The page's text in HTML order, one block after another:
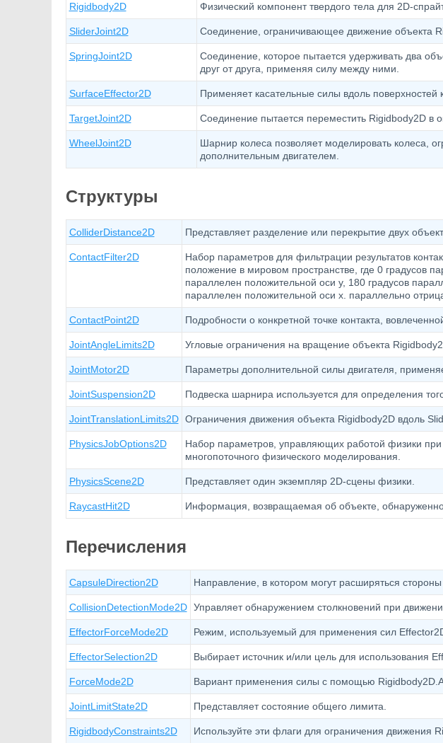
Rigidbody2D Физический компонент твердого тела для 2D-
SliderJoint2D Соединение, ограничивающее движение объекта
SpringJoint2D
Соединение, которое пытается удерживать два
друг от друга, применяя силу между ними.
SurfaceEffector2D Применяет касательные силы вдоль поверхностей
TargetJoint2D Соединение пытается переместить Rigidbody2D в
WheelJoint2D
Шарнир колеса позволяет моделировать колеса,
дополнительным двигателем.
Структуры
ColliderDistance2D Представляет разделение или перекрытие двух
ContactFilter2D
Набор параметров для фильтрации результатов
положение в мировом пространстве, где 0 градусов
параллелен положительной оси y, 180 градусов
параллелен положительной оси x. параллельно
ContactPoint2D Подробности о конкретной точке контакта,
JointAngleLimits2D Угловые ограничения на вращение объекта
JointMotor2D Параметры дополнительной силы двигателя,
JointSuspension2D Подвеска шарнира используется для определения
JointTranslationLimits2D Ограничения движения объекта Rigidbody2D вдоль
PhysicsJobOptions2D
Набор параметров, управляющих работой физики
многопоточного физического моделирования.
PhysicsScene2D Представляет один экземпляр 2D-сцены физики.
RaycastHit2D Информация, возвращаемая об объекте,
Перечисления
CapsuleDirection2D Направление, в котором могут расширяться стороны
CollisionDetectionMode2D Управляет обнаружением столкновений при
EffectorForceMode2D Режим, используемый для применения сил
EffectorSelection2D Выбирает источник и/или цель для использования
ForceMode2D Вариант применения силы с помощью
JointLimitState2D Представляет состояние общего лимита.
RigidbodyConstraints2D Используйте эти флаги для ограничения движения